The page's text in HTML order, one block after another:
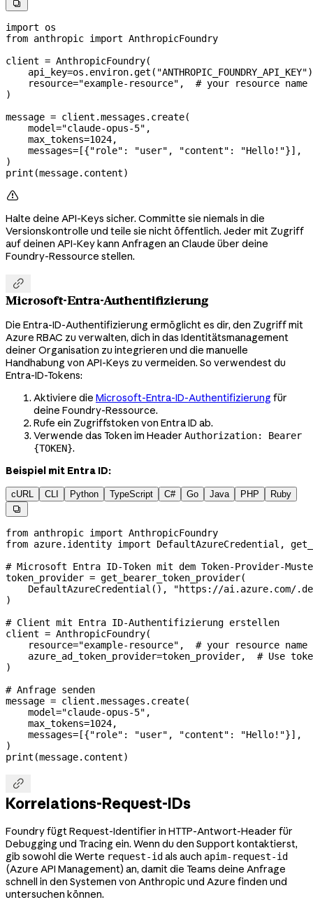

import os
from anthropic import AnthropicFoundry
client = AnthropicFoundry(
    api_key
=os.environ.get( "ANTHROPIC_FOUNDRY_API_KEY"
    resource
="example-resource" , # your resource name
)
message = client.messages.create(
    model
="claude-opus-5" ,
    max_tokens
=1024,
    messages
= [{"role" : "user" , "content" : "Hello!"}],
)
print (message.content)

Halte deine API-Keys sicher. Committe sie niemals in die
Versionskontrolle und teile sie nicht öffentlich. Jeder mit Zugriff
auf deinen API-Key kann Anfragen an Claude über deine
Foundry-Ressource stellen.

Microsoft-Entra-Authentifizierung
Die Entra-ID-Authentifizierung ermöglicht es dir, den Zugriff mit
Azure RBAC zu verwalten, dich in das Identitätsmanagement
deiner Organisation zu integrieren und die manuelle
Handhabung von API-Keys zu vermeiden. So verwendest du
Entra-ID-Tokens:
Aktiviere die Microsoft-Entra-ID-Authentifizierung für
deine Foundry-Ressource.
Rufe ein Zugriffstoken von Entra ID ab.
Verwende das Token im Header Authorization: Bearer
{TOKEN}.
Beispiel mit Entra ID:
cURL CLI Python TypeScript C# Go Java PHP Ruby

from anthropic import AnthropicFoundry
from azure.identity import DefaultAzureCredential,
# Microsoft Entra ID-Token mit dem Token-Provider-
token_provider = get_bearer_token_provider(
    DefaultAzureCredential(),
"https://ai.azure.com/
)
# Client mit Entra ID-Authentifizierung erstellen
client = AnthropicFoundry(
    resource
="example-resource" , # your resource name
    azure_ad_token_provider
=token_provider, # Use
)
# Anfrage senden
message = client.messages.create(
    model
="claude-opus-5" ,
    max_tokens
=1024,
    messages
= [{"role" : "user" , "content" : "Hello!"}],
)
print (message.content)

Korrelations-Request-IDs
Foundry fügt Request-Identifier in HTTP-Antwort-Header für
Debugging und Tracing ein. Wenn du den Support kontaktierst,
gib sowohl die Werte request-id als auch apim-request-id
(Azure API Management) an, damit die Teams deine Anfrage
schnell in den Systemen von Anthropic und Azure finden und
untersuchen können.